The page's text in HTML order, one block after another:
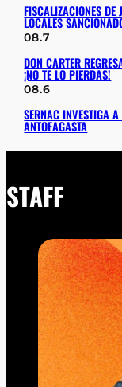
FISCALIZACIONES DE
LOCALES
08.7
DON CARTER
¡NO TE LO PIERDAS!
08.6
SERNAC INVESTIGA
ANTOFAGASTA
STAFF